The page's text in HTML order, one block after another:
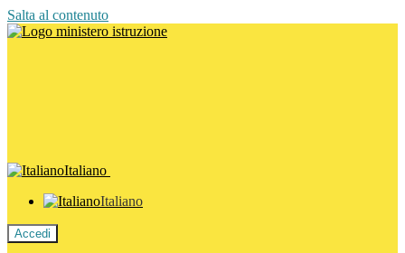
Salta al contenuto
Italiano
Italiano
Accedi